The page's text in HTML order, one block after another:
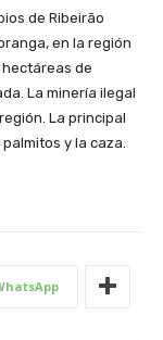
de Ribeirão
en la región
hectáreas de
La minería ilegal
La principal
y la caza.